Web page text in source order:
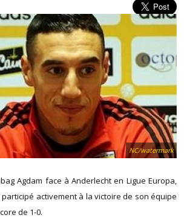
NC/watermark
Agdam face à Anderlecht en Ligue Europa,
participé activement à la victoire de son équipe
de 1-0.